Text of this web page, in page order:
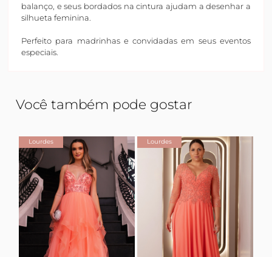
balanço, e seus bordados na cintura ajudam a desenhar a
silhueta feminina.
Perfeito para madrinhas e convidadas em seus eventos
especiais.
Você também pode gostar
Lourdes Lourdes